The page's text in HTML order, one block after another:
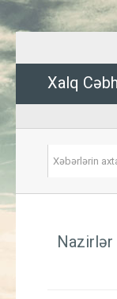
Xalq
Nazirlər